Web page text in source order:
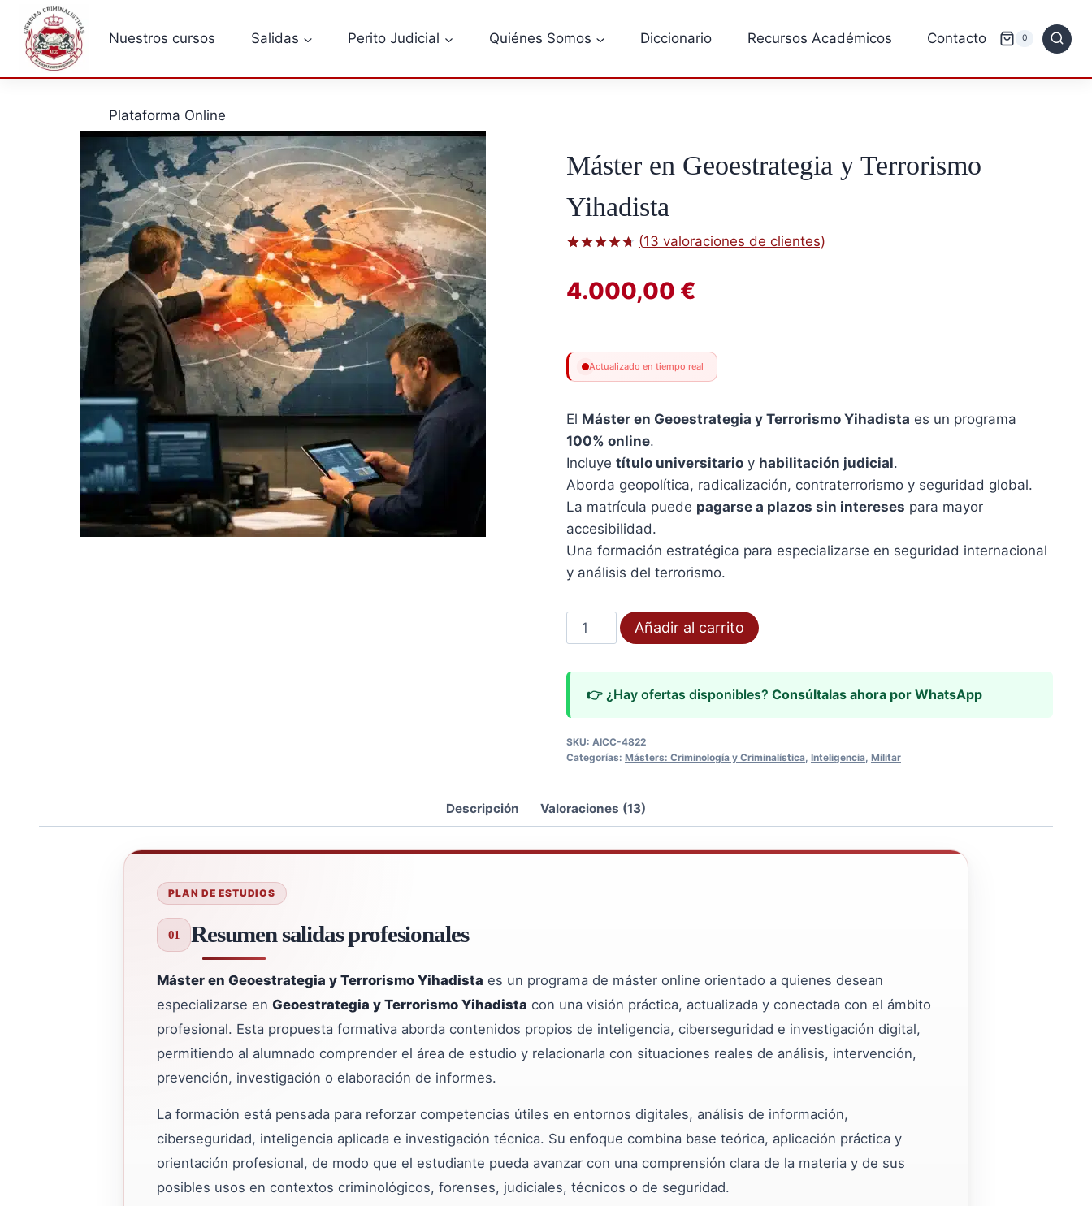
Saltar
contenido
Nuestros cursos Salidas Perito Judicial Quiénes Somos Diccionario Recursos Académicos Contacto
Plataforma Online
0
Máster en Geoestrategia y Terrorismo
Yihadista
de 5 en
base a
(13 valoraciones de clientes)
4.000,00 €
Actualizado en tiempo real
El Máster en Geoestrategia y Terrorismo Yihadista es un programa
100% online.
Incluye título universitarioy habilitación judicial.
Aborda geopolítica, radicalización, contraterrorismo y seguridad global.
La matrícula puede pagarse a plazos sin intereses para mayor
accesibilidad.
Una formación estratégica para especializarse en seguridad internacional
y análisis del terrorismo.
Máster
en
cantidad
Añadir al carrito
👉 ¿Hay ofertas disponibles? Consúltalas ahora por WhatsApp
SKU: AICC-4822
Categorías: Másters: Criminología y Criminalística, Inteligencia, Militar
Descripción Valoraciones (13)
PLAN DE ESTUDIOS
Resumen salidas profesionales
Máster en Geoestrategia y Terrorismo Yihadista es un programa de máster online orientado a quienes desean
especializarse en Geoestrategia y Terrorismo Yihadista con una visión práctica, actualizada y conectada con el ámbito
profesional. Esta propuesta formativa aborda contenidos propios de inteligencia, ciberseguridad e investigación digital,
permitiendo al alumnado comprender el área de estudio y relacionarla con situaciones reales de análisis, intervención,
prevención, investigación o elaboración de informes.
La formación está pensada para reforzar competencias útiles en entornos digitales, análisis de información,
ciberseguridad, inteligencia aplicada e investigación técnica. Su enfoque combina base teórica, aplicación práctica y
orientación profesional, de modo que el estudiante pueda avanzar con una comprensión clara de la materia y de sus
posibles usos en contextos criminológicos, forenses, judiciales, técnicos o de seguridad.